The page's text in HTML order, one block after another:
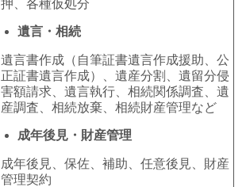
押、各種仮処分
遺言・相続
遺言書作成（自筆証書遺言作成援助、公
正証書遺言作成）、遺産分割、遺留分侵
害額請求、遺言執行、相続関係調査、遺
産調査、相続放棄、相続財産管理など
成年後見・財産管理
成年後見、保佐、補助、任意後見、財産
管理契約